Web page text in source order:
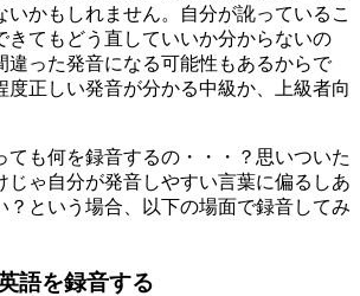
いかもしれません。自分が訛っているこ
きてもどう直していいか分からないの
違った発音になる可能性もあるからで
度正しい発音が分かる中級か、上級者向
ても何を録音するの・・・？思いついた
じゃ自分が発音しやすい言葉に偏るしあ
？という場合、以下の場面で録音してみ
語を録音する